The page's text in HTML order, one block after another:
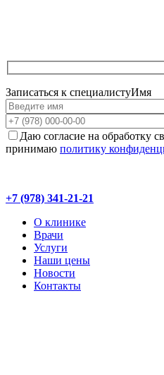
Записаться к специалистуИмя
Даю согласие на обработку
принимаю политику
+7 (978) 341-21-21
О клинике
Врачи
Услуги
Наши цены
Новости
Контакты